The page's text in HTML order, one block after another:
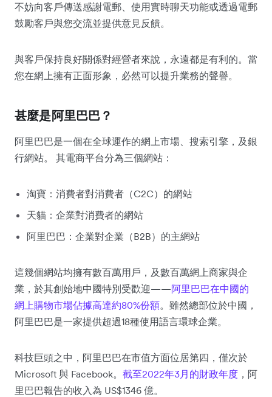
不妨向客戶傳送感謝電郵、使用實時聊天功能或透過電郵
鼓勵客戶與您交流並提供意見反饋。
與客戶保持良好關係對經營者來說，永遠都是有利的。當
您在網上擁有正面形象，必然可以提升業務的聲譽。
甚麼是阿里巴巴？
阿里巴巴是一個在全球運作的網上市場、搜索引擎，及銀
行網站。 其電商平台分為三個網站：
淘寶：消費者對消費者（C2C）的網站
天貓：企業對消費者的網站
阿里巴巴：企業對企業（B2B）的主網站
這幾個網站均擁有數百萬用戶，及數百萬網上商家與企
業，於其創始地中國特別受歡迎——阿里巴巴在中國的
網上購物市場佔據高達約80%份額。雖然總部位於中國，
阿里巴巴是一家提供超過18種使用語言環球企業。
科技巨頭之中，阿里巴巴在市值方面位居第四，僅次於
Microsoft 與 Facebook。 截至2022年3月的財政年度 ，阿
里巴巴報告的收入為 US$1346 億。